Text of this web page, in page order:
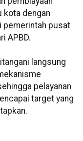
kota dengan
pemerintah pusat
APBD.
langsung
pelayanan
target yang